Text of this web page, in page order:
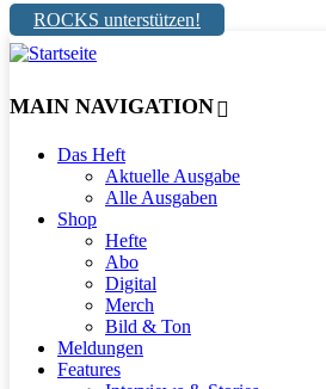
ROCKS unterstützen!
MAIN NAVIGATION
Das Heft
Aktuelle Ausgabe
Alle Ausgaben
Shop
Hefte
Abo
Digital
Merch
Bild & Ton
Meldungen
Features